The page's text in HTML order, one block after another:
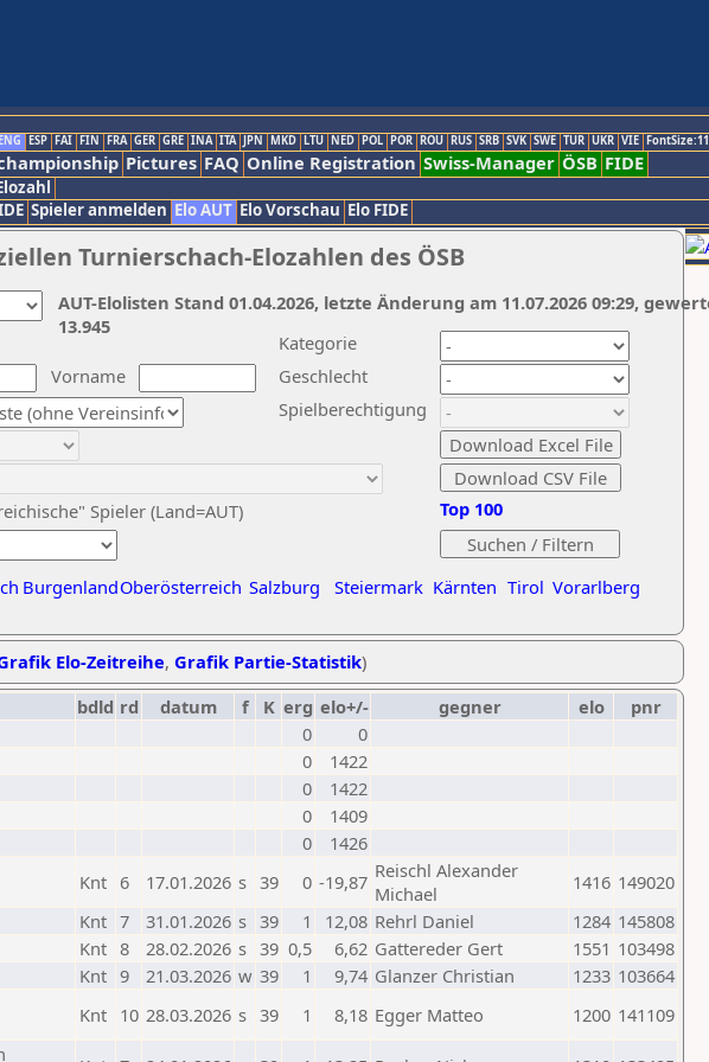
ENG ESP FAI FIN FRA GER GRE INA ITA JPN MKD LTU NED POL POR ROU RUS SRB SVK SWE TUR UKR VIE
Pictures FAQ Online Registration Swiss-Manager ÖSB FIDE
Spieler anmelden Elo AUT Elo Vorschau Elo FIDE
Turnierschach-Elozahlen des ÖSB
Vorname
Kategorie
Geschlecht
Spieler (Land=AUT)
Spielberechtigung
BurgenlandOberösterreich Salzburg Steiermark Kärnten Tirol Vorarlberg
Top 100
AUT-Elolisten Stand 01.04.2026, letzte Änderung am 11.07.2026 09:29,
13.945
Elo-Zeitreihe, Grafik Partie-Statistik)
bdld rd datum f K erg elo+/- gegner elo
pnr
0
0
0
1422
0
1422
0
1409
0
1426
Knt 6 17.01.2026 s 39 0 -19,87 Reischl Alexander
Michael
1416 149020
Knt 7 31.01.2026 s 39 1 12,08 Rehrl Daniel 1284 145808
Knt 8 28.02.2026 s 39 0,5 6,62 Gattereder Gert 1551 103498
Knt 9 21.03.2026 w 39 1 9,74 Glanzer Christian 1233 103664
Knt 10 28.03.2026 s 39 1 8,18 Egger Matteo 1200 141109